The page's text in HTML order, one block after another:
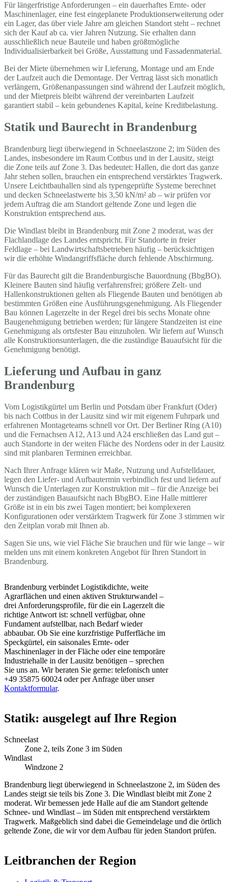
Für längerfristige Anforderungen – ein dauerhaftes Ernte- oder
Maschinenlager, eine fest eingeplanete Produktionserweiterung oder
ein Lager, das über viele Jahre am gleichen Standort steht – rechnet
sich der Kauf ab ca. vier Jahren Nutzung. Sie erhalten dann
ausschließlich neue Bauteile und haben größtmögliche
Individualisierbarkeit bei Größe, Ausstattung und Fassadenmaterial.
Bei der Miete übernehmen wir Lieferung, Montage und am Ende
der Laufzeit auch die Demontage. Der Vertrag lässt sich monatlich
verlängern, Größenanpassungen sind während der Laufzeit möglich,
und der Mietpreis bleibt während der vereinbarten Laufzeit
garantiert stabil – kein gebundenes Kapital, keine Kreditbelastung.
Statik und Baurecht in Brandenburg
Brandenburg liegt überwiegend in Schneelastzone 2; im Süden des
Landes, insbesondere im Raum Cottbus und in der Lausitz, steigt
die Zone teils auf Zone 3. Das bedeutet: Hallen, die dort das ganze
Jahr stehen sollen, brauchen ein entsprechend verstärktes Tragwerk.
Unsere Leichtbauhallen sind als typengeprüfte Systeme berechnet
und decken Schneelastwerte bis 3,50 kN/m² ab – wir prüfen vor
jedem Auftrag die am Standort geltende Zone und legen die
Konstruktion entsprechend aus.
Die Windlast bleibt in Brandenburg mit Zone 2 moderat, was der
Flachlandlage des Landes entspricht. Für Standorte in freier
Feldlage – bei Landwirtschaftsbetrieben häufig – berücksichtigen
wir die erhöhte Windangriffsfläche durch fehlende Abschirmung.
Für das Baurecht gilt die Brandenburgische Bauordnung (BbgBO).
Kleinere Bauten sind häufig verfahrensfrei; größere Zelt- und
Hallenkonstruktionen gelten als Fliegende Bauten und benötigen ab
bestimmten Größen eine Ausführungsgenehmigung. Als Fliegender
Bau können Lagerzelte in der Regel drei bis sechs Monate ohne
Baugenehmigung betrieben werden; für längere Standzeiten ist eine
Genehmigung als ortsfester Bau einzuholen. Wir liefern auf Wunsch
alle Konstruktionsunterlagen, die die zuständige Bauaufsicht für die
Genehmigung benötigt.
Lieferung und Aufbau in ganz
Brandenburg
Vom Logistikgürtel um Berlin und Potsdam über Frankfurt (Oder)
bis nach Cottbus in der Lausitz sind wir mit eigenem Fuhrpark und
erfahrenen Montageteams schnell vor Ort. Der Berliner Ring (A10)
und die Fernachsen A12, A13 und A24 erschließen das Land gut –
auch Standorte in der weiten Fläche des Nordens oder in der Lausitz
sind mit planbaren Terminen erreichbar.
Nach Ihrer Anfrage klären wir Maße, Nutzung und Aufstelldauer,
legen den Liefer- und Aufbautermin verbindlich fest und liefern auf
Wunsch die Unterlagen zur Konstruktion mit – für die Anzeige bei
der zuständigen Bauaufsicht nach BbgBO. Eine Halle mittlerer
Größe ist in ein bis zwei Tagen montiert; bei komplexeren
Konfigurationen oder verstärktem Tragwerk für Zone 3 stimmen wir
den Zeitplan vorab mit Ihnen ab.
Sagen Sie uns, wie viel Fläche Sie brauchen und für wie lange – wir
melden uns mit einem konkreten Angebot für Ihren Standort in
Brandenburg.
Brandenburg verbindet Logistikdichte, weite
Agrarflächen und einen aktiven Strukturwandel –
drei Anforderungsprofile, für die ein Lagerzelt die
richtige Antwort ist: schnell verfügbar, ohne
Fundament aufstellbar, nach Bedarf wieder
abbaubar. Ob Sie eine kurzfristige Pufferfläche im
Speckgürtel, ein saisonales Ernte- oder
Maschinenlager in der Fläche oder eine temporäre
Industriehalle in der Lausitz benötigen – sprechen
Sie uns an. Wir beraten Sie gerne: telefonisch unter
+49 35875 60024 oder per Anfrage über unser
Kontaktformular.
Statik: ausgelegt auf Ihre Region
Schneelast
Zone 2, teils Zone 3 im Süden
Windlast
Windzone 2
Brandenburg liegt überwiegend in Schneelastzone 2, im Süden des
Landes steigt sie teils bis Zone 3. Die Windlast bleibt mit Zone 2
moderat. Wir bemessen jede Halle auf die am Standort geltende
Schnee- und Windlast – im Süden mit entsprechend verstärktem
Tragwerk. Maßgeblich sind dabei die Gemeindelage und die örtlich
geltende Zone, die wir vor dem Aufbau für jeden Standort prüfen.
Leitbranchen der Region